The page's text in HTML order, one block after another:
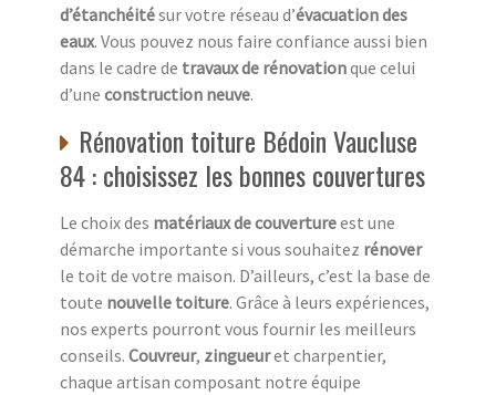
d’étanchéitésur votre réseau d’évacuation des
eaux. Vous pouvez nous faire confiance aussi bien
dans le cadre de travaux de rénovationque celui
d’une construction neuve.
Rénovation toiture Bédoin Vaucluse
84 : choisissez les bonnes couvertures
Le choix des matériaux de couvertureest une
démarche importante si vous souhaitez rénover
le toit de votre maison. D’ailleurs, c’est la base de
toute nouvelle toiture. Grâce à leurs expériences,
nos experts pourront vous fournir les meilleurs
conseils. Couvreur, zingueuret charpentier,
chaque artisan composant notre équipe